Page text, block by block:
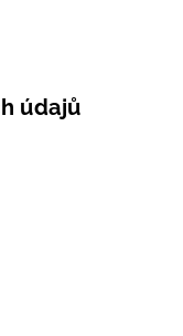
údajů